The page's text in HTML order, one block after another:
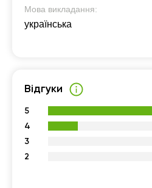
Мова викладання:
українська
Відгуки
5
4
3
2